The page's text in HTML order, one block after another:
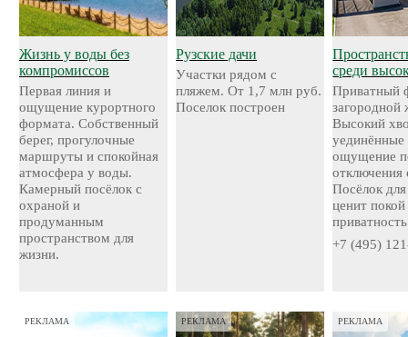
Жизнь у воды без
компромиссов
Первая линия и
ощущение курортного
формата. Собственный
берег, прогулочные
маршруты и спокойная
атмосфера у воды.
Камерный посёлок с
охраной и
продуманным
пространством для
жизни.
Рузские дачи
Участки рядом с
пляжем. От 1,7 млн руб.
Поселок построен
среди
Приватный
загородной
Высокий
уединённые
ощущение
отключения
Посёлок
ценит
приватность
+7 (495)
РЕКЛАМА РЕКЛАМА РЕКЛАМА